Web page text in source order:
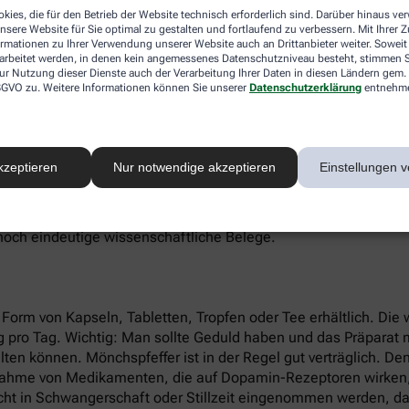
die für den Betrieb der Website technisch erforderlich sind. Darüber hinaus
Website für Sie optimal zu gestalten und fortlaufend zu verbessern. Mit Ihrer
zu Ihrer Verwendung unserer Website auch an Drittanbieter weiter. Soweit
werden, in denen kein angemessenes Datenschutzniveau besteht, stimmen
Nutzung dieser Dienste auch der Verarbeitung Ihrer Daten in diesen Ländern
zu. Weitere Informationen können Sie unserer Datenschutzerklärung
Nur notwendige akzeptieren Einstellungen
und ist ein erwiesen wirksames alternatives
Beim PMS treten oft Symptome wie
Werte des körpereigenen Hormons Prolaktin. Prolaktin
Ausschüttung des Hormons. Durch die prolaktinsenkende
Weil Zyklusstörungen oft auch mit einem unerfüllten
Schwangerschaft verbessern. Auch bei
eindeutige wissenschaftliche Belege.
von Kapseln, Tabletten, Tropfen oder Tee erhältlich.
Tag. Wichtig: Man sollte Geduld haben und das
können. Mönchspfeffer ist in der Regel gut verträglich.
von Medikamenten, die auf Dopamin-Rezeptoren
in Schwangerschaft oder Stillzeit eingenommen werden,